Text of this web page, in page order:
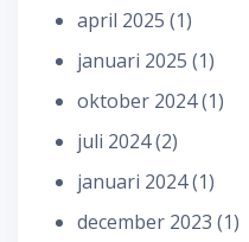
april 2025 (1)
januari 2025 (1)
oktober 2024(1)
juli 2024(2)
januari 2024(1)
december 2023 (1)